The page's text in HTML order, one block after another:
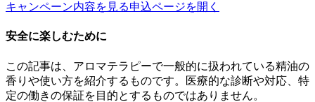
キャンペーン内容を見る申込ページを開く
安全に楽しむために
この記事は、アロマテラピーで一般的に扱われている精油の
香りや使い方を紹介するものです。医療的な診断や対応、特
定の働きの保証を目的とするものではありません。